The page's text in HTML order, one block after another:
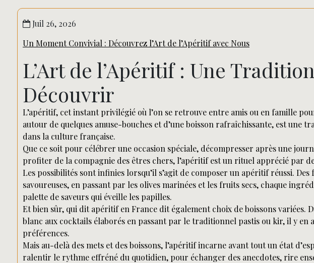
Juil 26, 2026
Un Moment Convivial : Découvrez l’Art de l’Apéritif avec Nous
L’Art de l’Apéritif : Une
Découvrir
L’apéritif, cet instant privilégié où l’on se retrouve entre amis ou en famille
autour de quelques amuse-bouches et d’une boisson rafraîchissante, est une
dans la culture française.
Que ce soit pour célébrer une occasion spéciale, décompresser après une
profiter de la compagnie des êtres chers, l’apéritif est un rituel apprécié par
Les possibilités sont infinies lorsqu’il s’agit de composer un apéritif réussi.
savoureuses, en passant par les olives marinées et les fruits secs, chaque
palette de saveurs qui éveille les papilles.
Et bien sûr, qui dit apéritif en France dit également choix de boissons variées.
blanc aux cocktails élaborés en passant par le traditionnel pastis ou kir, il y en
préférences.
Mais au-delà des mets et des boissons, l’apéritif incarne avant tout un état
ralentir le rythme effréné du quotidien, pour échanger des anecdotes, rire